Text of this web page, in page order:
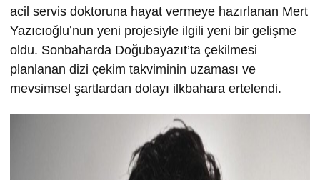
acil servis doktoruna hayat vermeye hazırlanan Mert
Yazıcıoğlu’nun yeni projesiyle ilgili yeni bir gelişme
oldu. Sonbaharda Doğubayazıt’ta çekilmesi
planlanan dizi çekim takviminin uzaması ve
mevsimsel şartlardan dolayı ilkbahara ertelendi.